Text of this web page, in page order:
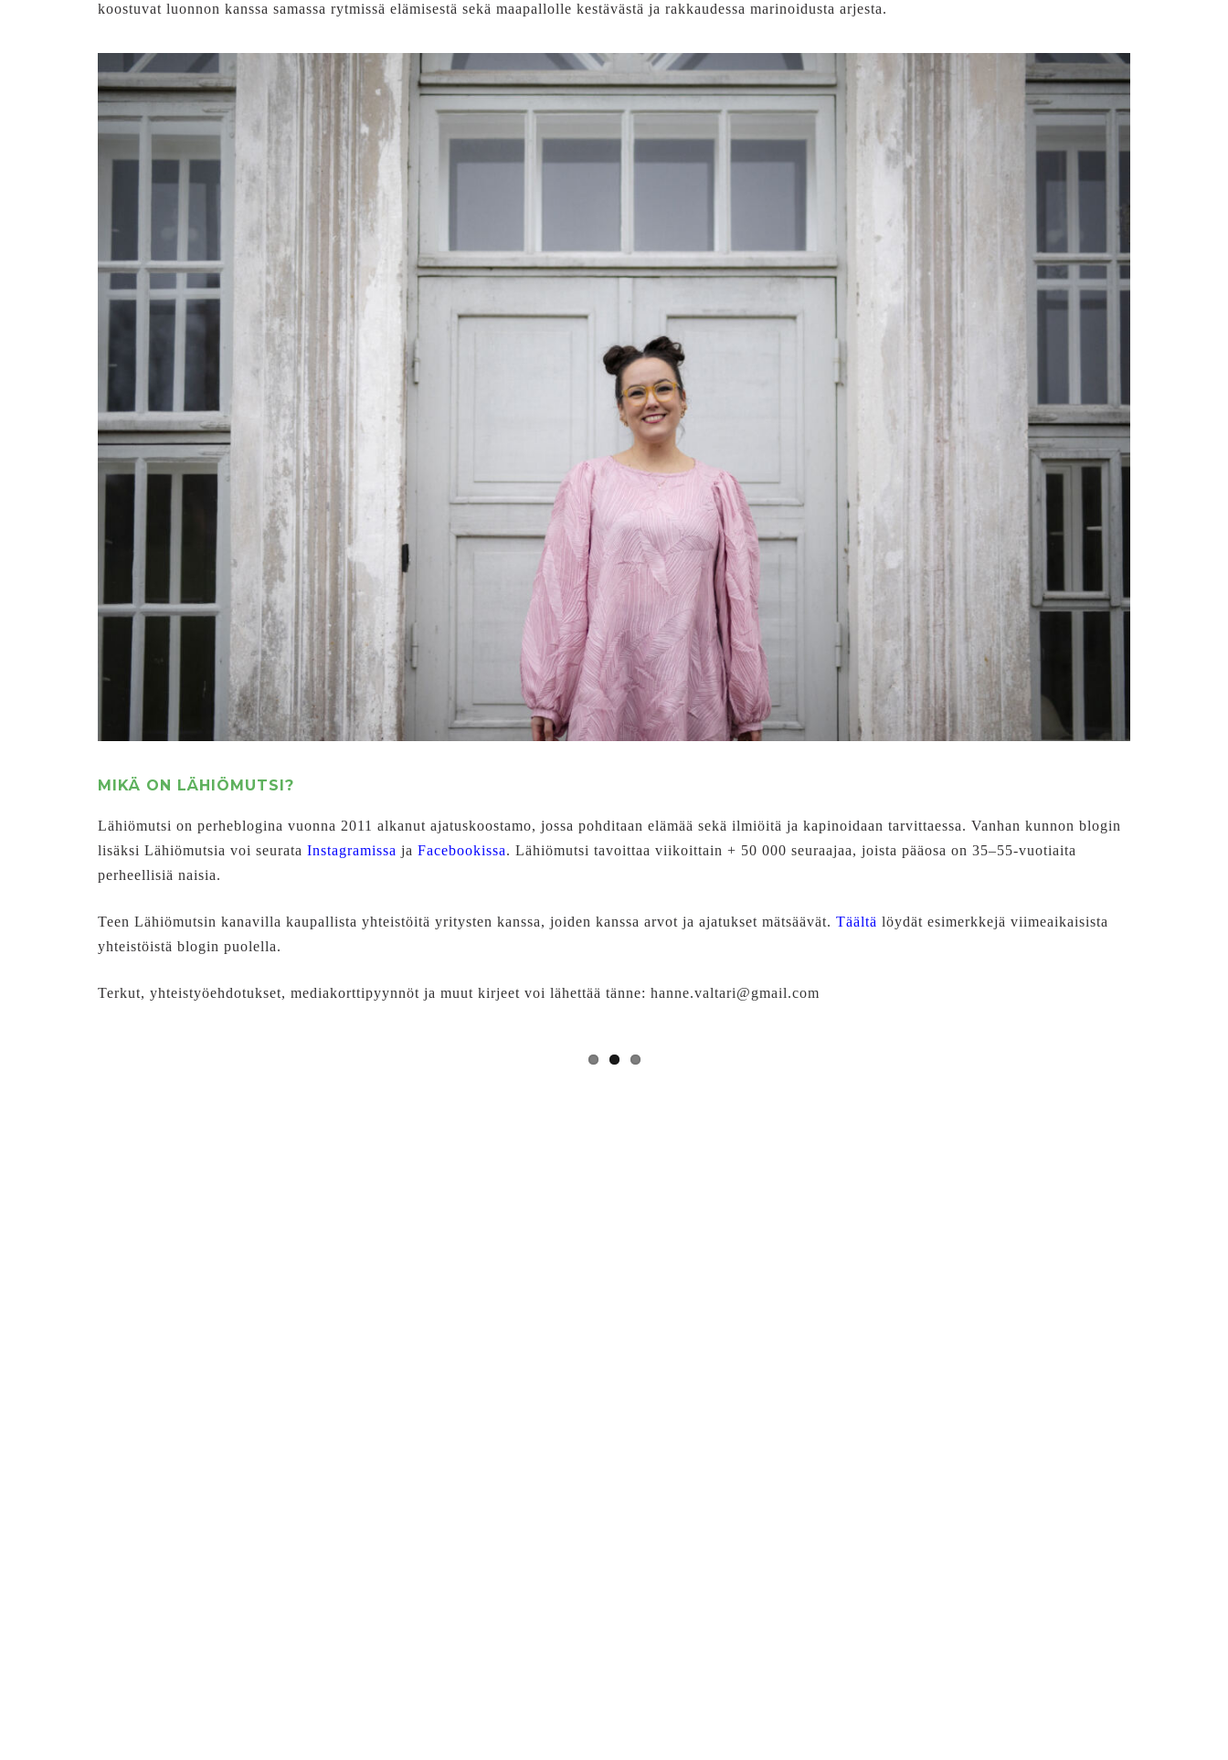
koostuvat luonnon kanssa samassa rytmissä elämisestä sekä maapallolle kestävästä ja rakkaudessa marinoidusta arjesta.
MIKÄ ON LÄHIÖMUTSI?
Lähiömutsi on perheblogina vuonna 2011 alkanut ajatuskoostamo, jossa pohditaan elämää sekä ilmiöitä ja kapinoidaan tarvittaessa. Vanhan kunnon blogin
lisäksi Lähiömutsia voi seurata Instagramissa ja Facebookissa. Lähiömutsi tavoittaa viikoittain + 50 000 seuraajaa, joista pääosa on 35–55-vuotiaita
perheellisiä naisia.
Teen Lähiömutsin kanavilla kaupallista yhteistöitä yritysten kanssa, joiden kanssa arvot ja ajatukset mätsäävät. Täältä löydät esimerkkejä viimeaikaisista
yhteistöistä blogin puolella.
Terkut, yhteistyöehdotukset, mediakorttipyynnöt ja muut kirjeet voi lähettää tänne: hanne.valtari@gmail.com